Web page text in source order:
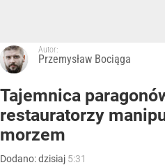
Autor:
Przemysław Bociąga
Tajemnica
restauratorzy
morzem
Dodano:dzisiaj 5:31